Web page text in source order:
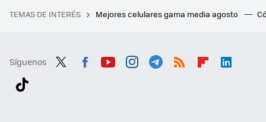
TEMAS DE INTERÉS Mejores celulares gama media agosto
Síguenos